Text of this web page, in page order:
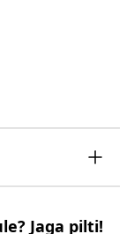
Jaga pilti!